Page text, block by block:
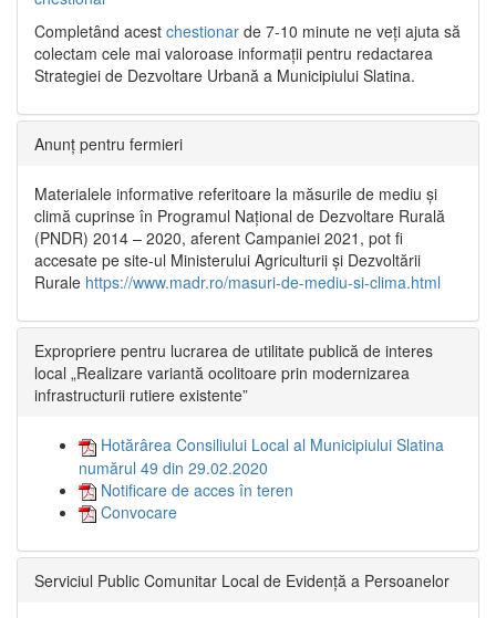
Completând acest chestionar de 7-10 minute ne veți ajuta să
colectam cele mai valoroase informații pentru redactarea
Strategiei de Dezvoltare Urbană a Municipiului Slatina.
Anunț pentru fermieri
Materialele informative referitoare la măsurile de mediu și
climă cuprinse în Programul Național de Dezvoltare Rurală
(PNDR) 2014 – 2020, aferent Campaniei 2021, pot fi
accesate pe site-ul Ministerului Agriculturii și Dezvoltării
Rurale https://www.madr.ro/masuri-de-mediu-si-clima.html
Expropriere pentru lucrarea de utilitate publică de interes
local „Realizare variantă ocolitoare prin modernizarea
infrastructurii rutiere existente”
Hotărârea Consiliului Local al Municipiului Slatina
numărul 49 din 29.02.2020
Notificare de acces în teren
Convocare
Serviciul Public Comunitar Local de Evidență a Persoanelor